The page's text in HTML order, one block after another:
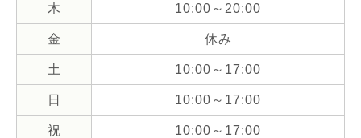
木 10:00～20:00
金 休み
土 10:00～17:00
日 10:00～17:00
祝 10:00～17:00